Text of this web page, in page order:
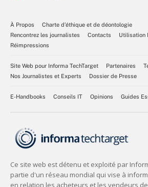
À Propos
Charte d’éthique et de déontologie
Rencontrez les journalistes
Contacts
Utilisation
Réimpressions
Site Web pour Informa TechTarget Partenaires
Nos Journalistes et Experts
Dossier de Presse
E-Handbooks Conseils IT Opinions Guides